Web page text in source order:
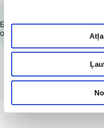
Быстрая и удобная запись
обследование, процедуру.